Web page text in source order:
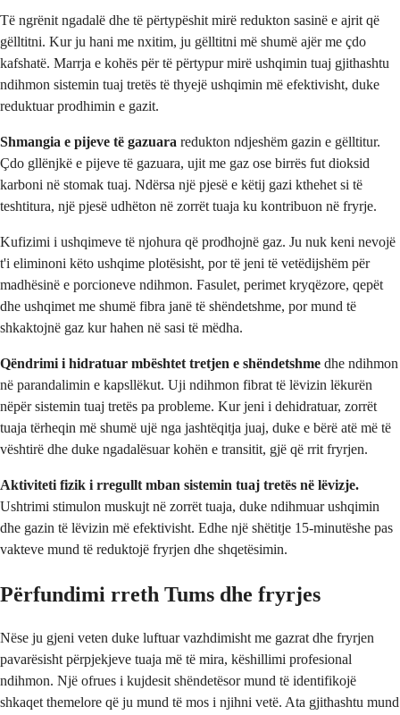
Të ngrënit ngadalë dhe të përtypëshit mirë redukton sasinë e ajrit që
gëlltitni. Kur ju hani me nxitim, ju gëlltitni më shumë ajër me çdo
kafshatë. Marrja e kohës për të përtypur mirë ushqimin tuaj gjithashtu
ndihmon sistemin tuaj tretës të thyejë ushqimin më efektivisht, duke
reduktuar prodhimin e gazit.
Shmangia e pijeve të gazuara redukton ndjeshëm gazin e gëlltitur.
Çdo gllënjkë e pijeve të gazuara, ujit me gaz ose birrës fut dioksid
karboni në stomak tuaj. Ndërsa një pjesë e këtij gazi kthehet si të
teshtitura, një pjesë udhëton në zorrët tuaja ku kontribuon në fryrje.
Kufizimi i ushqimeve të njohura që prodhojnë gaz. Ju nuk keni nevojë
t'i eliminoni këto ushqime plotësisht, por të jeni të vetëdijshëm për
madhësinë e porcioneve ndihmon. Fasulet, perimet kryqëzore, qepët
dhe ushqimet me shumë fibra janë të shëndetshme, por mund të
shkaktojnë gaz kur hahen në sasi të mëdha.
Qëndrimi i hidratuar mbështet tretjen e shëndetshme dhe ndihmon
në parandalimin e kapsllëkut. Uji ndihmon fibrat të lëvizin lëkurën
nëpër sistemin tuaj tretës pa probleme. Kur jeni i dehidratuar, zorrët
tuaja tërheqin më shumë ujë nga jashtëqitja juaj, duke e bërë atë më të
vështirë dhe duke ngadalësuar kohën e transitit, gjë që rrit fryrjen.
Aktiviteti fizik i rregullt mban sistemin tuaj tretës në lëvizje.
Ushtrimi stimulon muskujt në zorrët tuaja, duke ndihmuar ushqimin
dhe gazin të lëvizin më efektivisht. Edhe një shëtitje 15-minutëshe pas
vakteve mund të reduktojë fryrjen dhe shqetësimin.
Përfundimi rreth Tums dhe fryrjes
Nëse ju gjeni veten duke luftuar vazhdimisht me gazrat dhe fryrjen
pavarësisht përpjekjeve tuaja më të mira, këshillimi profesional
ndihmon. Një ofrues i kujdesit shëndetësor mund të identifikojë
shkaqet themelore që ju mund të mos i njihni vetë. Ata gjithashtu mund